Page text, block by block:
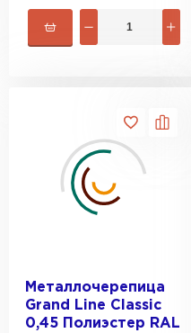
Металлочерепица
Grand Line Classic
0,45 Полиэстер RAL